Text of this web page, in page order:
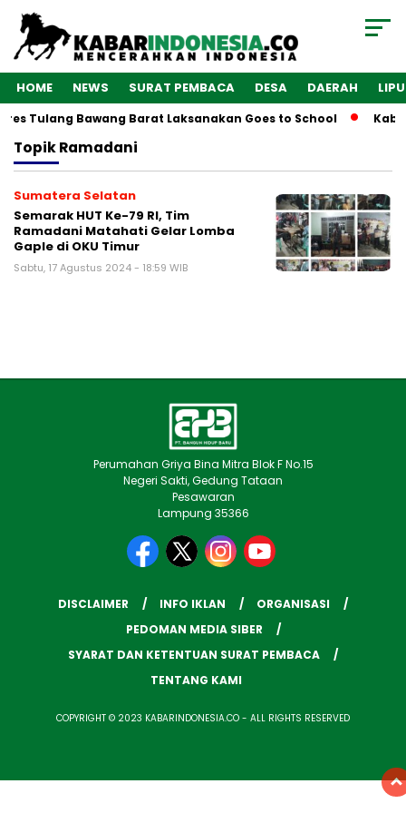
HOME NEWS SURAT PEMBACA DESA DAERAH
Tulang Bawang Barat Laksanakan Goes to School
TopikRamadani
Sumatera Selatan
Semarak HUT Ke-79 RI, Tim
Ramadani Matahati Gelar Lomba
Gaple di OKU Timur
Sabtu, 17 Agustus 2024 - 18:59 WIB
Perumahan Griya Bina Mitra Blok F No.15
Negeri Sakti, Gedung Tataan
Pesawaran
Lampung 35366
DISCLAIMER INFO IKLAN
ORGANISASI
PEDOMAN MEDIA SIBER
SYARAT DAN KETENTUAN SURAT PEMBACA
TENTANG KAMI
COPYRIGHT © 2023 KABARINDONESIA.CO - ALL RIGHTS RESERVED